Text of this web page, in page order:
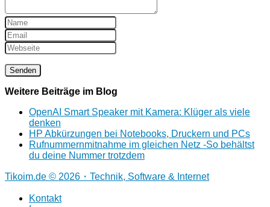
Weitere Beiträge im Blog
OpenAI Smart Speaker mit Kamera: Klüger als viele
denken
HP Abkürzungen bei Notebooks, Druckern und PCs
Rufnummernmitnahme im gleichen Netz -So behältst
du deine Nummer trotzdem
Tikoim.de © 2026・Technik, Software & Internet
Kontakt